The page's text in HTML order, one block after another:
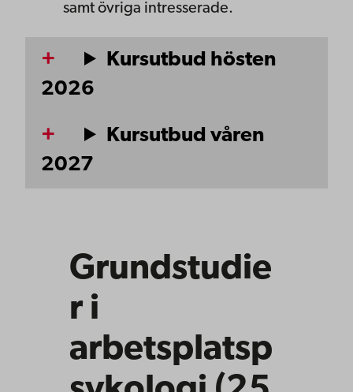
samt övriga intresserade.
Kursutbud hösten
2026
Kursutbud våren
2027
Grundstudie
r i
arbetsplatsp